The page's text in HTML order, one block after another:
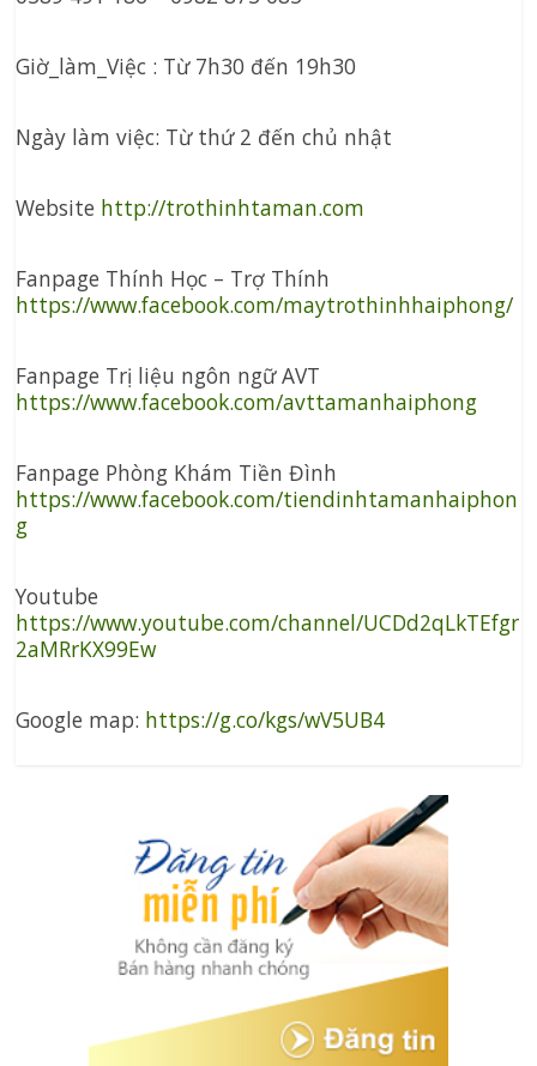
Giờ_làm_Việc : Từ 7h30 đến 19h30
Ngày làm việc: Từ thứ 2 đến chủ nhật
Website http://trothinhtaman.com
Fanpage Thính Học – Trợ Thính
https://www.facebook.com/maytrothinhhaiphong/
Fanpage Trị liệu ngôn ngữ AVT
https://www.facebook.com/avttamanhaiphong
Fanpage Phòng Khám Tiền Đình
https://www.facebook.com/tiendinhtamanhaiphon
g
Youtube
https://www.youtube.com/channel/UCDd2qLkTEfgr
2aMRrKX99Ew
Google map: https://g.co/kgs/wV5UB4